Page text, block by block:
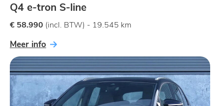
Q4 e-tron S-line
€ 58.990 (incl. BTW) - 19.545 km
Meer info